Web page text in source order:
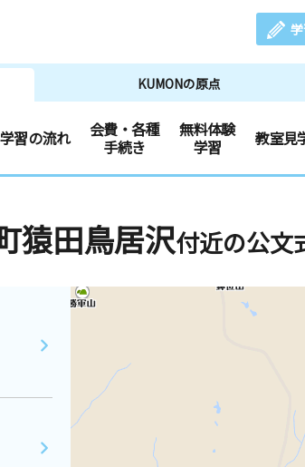
KUMONの原点
学習の流れ
会費・各種
手続き
無料体験
学習
教室見
猿田鳥居沢付近の公文